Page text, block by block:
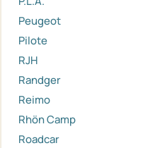
Peugeot
Pilote
RJH
Randger
Reimo
Rhön Camp
Roadcar